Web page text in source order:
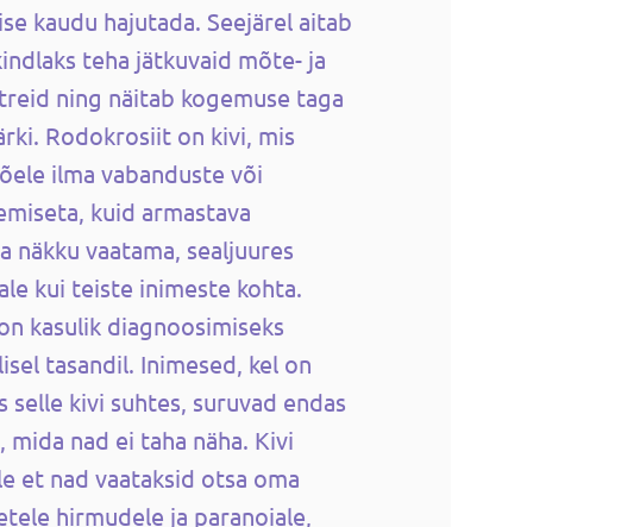
kaudu hajutada. Seejärel aitab
teha jätkuvaid mõte- ja
ning näitab kogemuse taga
Rodokrosiit on kivi, mis
ilma vabanduste või
kuid armastava
näkku vaatama, sealjuures
kui teiste inimeste kohta.
kasulik diagnoosimiseks
tasandil. Inimesed, kel on
selle kivi suhtes, suruvad endas
mida nad ei taha näha. Kivi
et nad vaataksid otsa oma
hirmudele ja paranoiale,